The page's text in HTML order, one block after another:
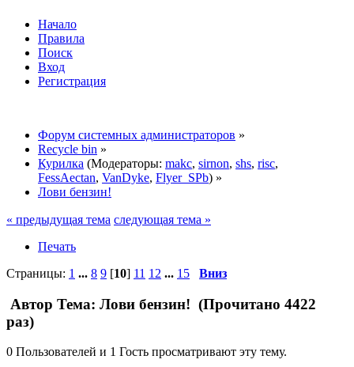
Начало
Правила
Поиск
Вход
Регистрация
Форум системных администраторов »
Recycle bin »
Курилка (Модераторы: makc, sirnon, shs, risc,
FessAectan, VanDyke, Flyer_SPb) »
Лови бензин!
« предыдущая тема следующая тема »
Печать
Страницы: 1 ... 8 9 [10] 11 12 ... 15 Вниз
Автор Тема: Лови бензин! (Прочитано 4422
раз)
0 Пользователей и 1 Гость просматривают эту тему.